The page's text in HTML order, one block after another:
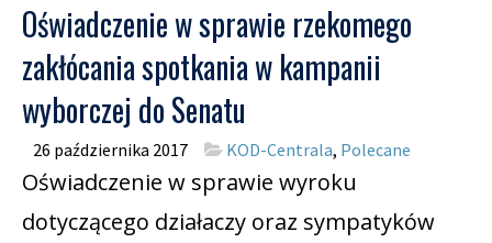
Oświadczenie w sprawie rzekomego
zakłócania spotkania w kampanii
wyborczej do Senatu
26 października 2017 KOD-Centrala, Polecane
Oświadczenie w sprawie wyroku
dotyczącego działaczy oraz sympatyków